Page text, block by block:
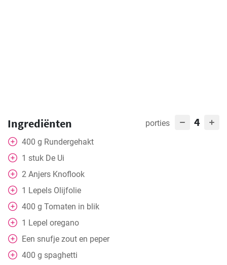
Ingrediënten porties 4
400 g Rundergehakt
1 stuk De Ui
2 Anjers Knoflook
1 Lepels Olijfolie
400 g Tomaten in blik
1 Lepel oregano
Een snufje zout en peper
400 g spaghetti